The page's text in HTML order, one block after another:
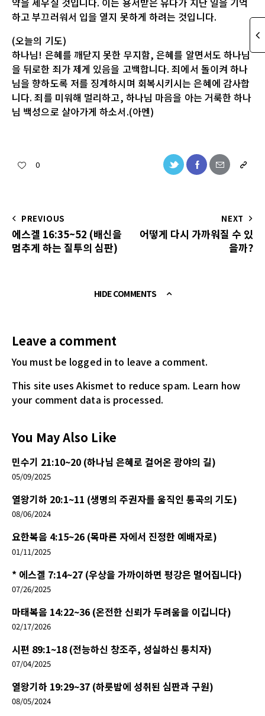
하고 부끄러워서 입을 열지 못하게 하려는 것입니다.
(오늘의 기도)
하나님! 은혜를 깨닫지 못한 무지함, 은혜를 알면서도 하나님
을 뒤로한 죄가 제게 있음을 고백합니다. 죄에서 돌이켜 하나
님을 향하도록 저를 징계하시며 회복시키시는 은혜에 감사합
니다. 죄를 미워해 멀리하고, 하나님 마음을 아는 거룩한 하나
님 백성으로 살아가게 하소서.(아멘)
0
PREVIOUS
에스겔 16:35~52 (배신을
멈추게 하는 질투의 심판)
NEXT
어떻게 다시 가까워질 수 있
을까?
HIDE COMMENTS
Leave a comment
You must be logged in to leave a comment.
This site uses Akismet to reduce spam. Learn how
your comment data is processed.
You May Also Like
민수기 21:10~20 (하나님 은혜로 걸어온 광야의 길)
05/09/2025
열왕기하 20:1~11 (생명의 주권자를 움직인 통곡의 기도)
08/06/2024
요한복음 4:15~26 (목마른 자에서 진정한 예배자로)
01/11/2025
* 에스겔 7:14~27 (우상을 가까이하면 평강은 멀어집니다)
07/26/2025
마태복음 14:22~36 (온전한 신뢰가 두려움을 이깁니다)
02/17/2026
시편 89:1~18 (전능하신 창조주, 성실하신 통치자)
07/04/2025
열왕기하 19:29~37 (하룻밤에 성취된 심판과 구원)
08/05/2024